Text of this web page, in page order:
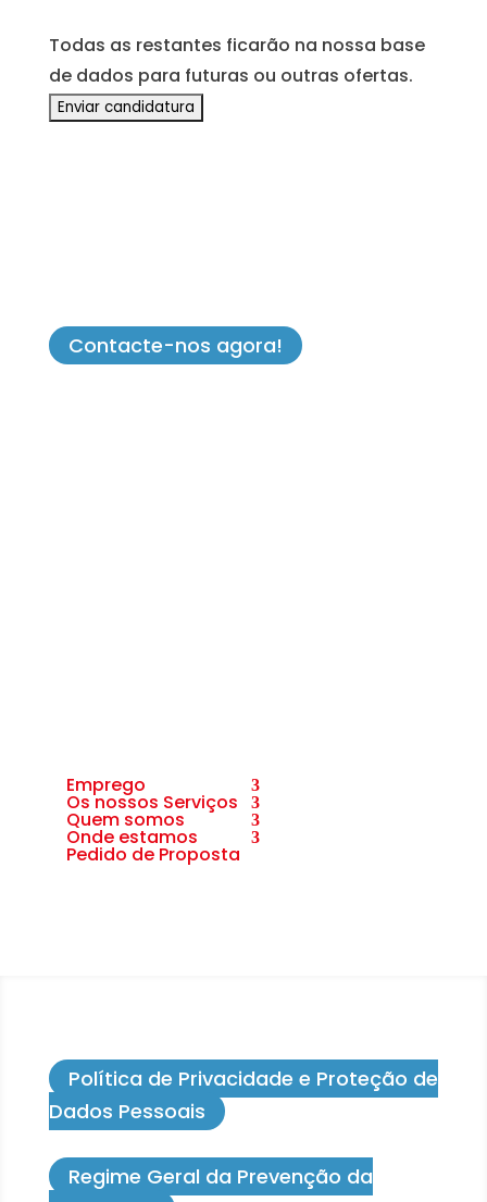
Todas as restantes ficarão na nossa base
de dados para futuras ou outras ofertas.
Contacte-nos agora!
Emprego
Os nossos Serviços
Quem somos
Onde estamos
Pedido de Proposta
Política de Privacidade e Proteção de
Dados Pessoais
Regime Geral da Prevenção da